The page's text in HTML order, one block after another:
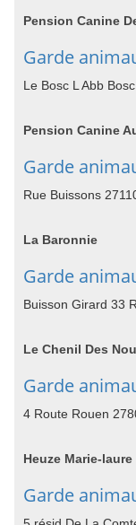
Pension Canine
Garde
Le Bosc L Abb
Pension Canine
Garde
Rue Buissons
La Baronnie
Garde
Buisson Girard 33
Le Chenil Des
Garde
4 Route Rouen
Heuze Marie-laure
Garde